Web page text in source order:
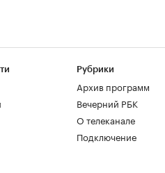
Рубрики
Архив программ
Вечерний РБК
О телеканале
Подключение